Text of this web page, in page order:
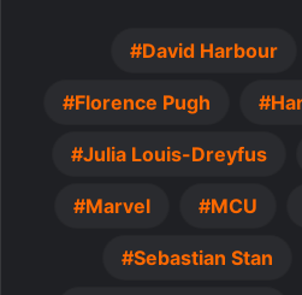
David Harbour
Florence Pugh
Julia Louis-Dreyfus
Marvel MCU
Sebastian Stan